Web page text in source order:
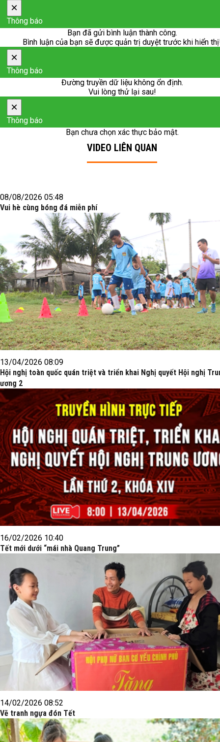
×
Thông báo
Bạn đã gửi bình luận thành công.
Bình luận của bạn sẽ được quản trị duyệt trước khi hiển
×
Thông báo
Đường truyền dữ liệu không ổn định.
Vui lòng thử lại sau!
×
Thông báo
Bạn chưa chọn xác thực bảo mật.
VIDEO LIÊN QUAN
08/08/2026 05:48
Vui hè cùng bóng đá miễn phí
13/04/2026 08:09
Hội nghị toàn quốc quán triệt và triển khai Nghị quyết Hội nghị
ương 2
16/02/2026 10:40
Tết mới dưới “mái nhà Quang Trung”
14/02/2026 08:52
Vẽ tranh ngựa đón Tết